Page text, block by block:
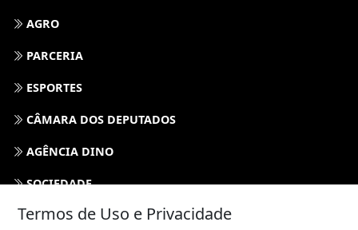
AGRO
PARCERIA
ESPORTES
CÂMARA DOS DEPUTADOS
AGÊNCIA DINO
SOCIEDADE
PREVISÃO DO TEMPO
Termos de Uso e Privacidade